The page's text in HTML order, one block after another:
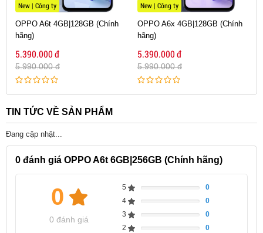
New | Công ty
OPPO A6t 4GB|128GB (Chính
hãng)
5.390.000 đ
5.990.000 đ
New | Công ty
OPPO A6x 4GB|128GB (Chính
hãng)
5.390.000 đ
5.990.000 đ
TIN TỨC VỀ SẢN PHẨM
Đang cập nhật...
0 đánh giá OPPO A6t 6GB|256GB (Chính hãng)
0
0 đánh giá
5
0
4
0
3
0
2
0